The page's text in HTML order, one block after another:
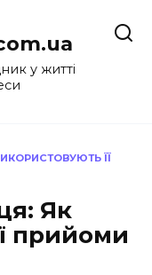
у житті
ЇЇ
Як
прийоми